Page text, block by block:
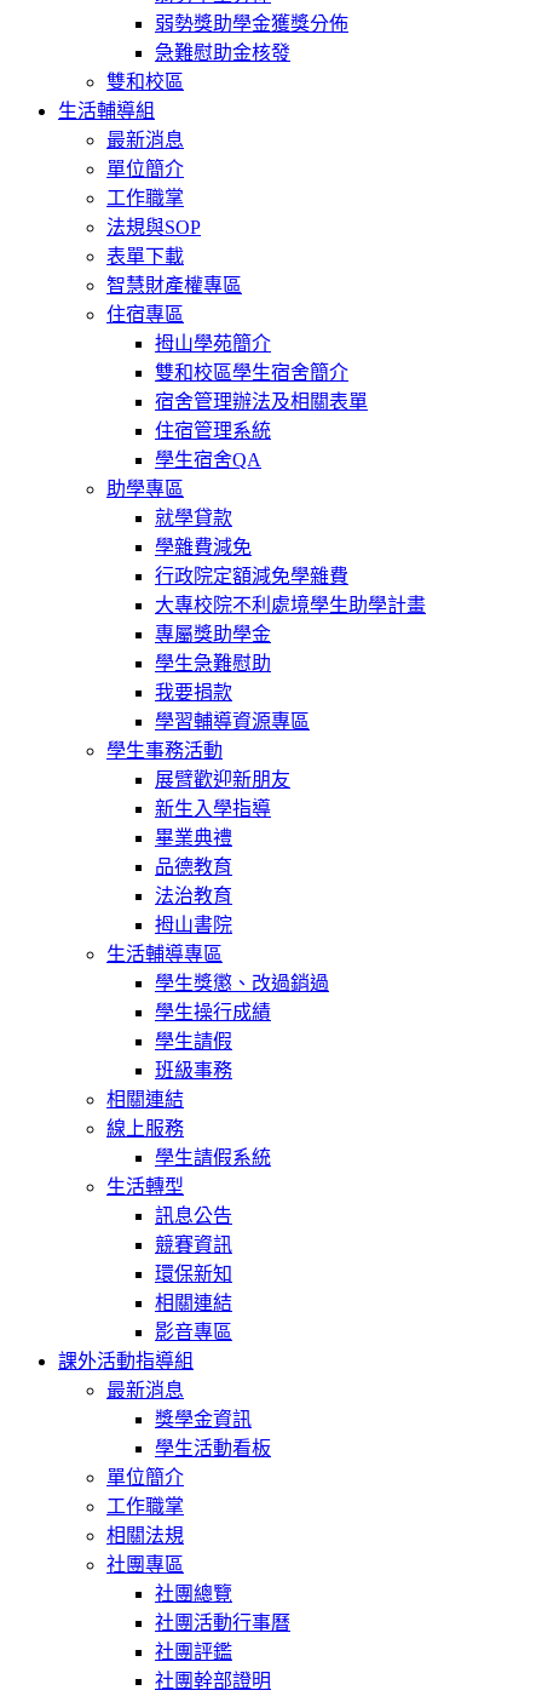
弱勢獎助學金獲獎分佈
急難慰助金核發
雙和校區
生活輔導組
最新消息
單位簡介
工作職掌
法規與SOP
表單下載
智慧財產權專區
住宿專區
拇山學苑簡介
雙和校區學生宿舍簡介
宿舍管理辦法及相關表單
住宿管理系統
學生宿舍QA
助學專區
就學貸款
學雜費減免
行政院定額減免學雜費
大專校院不利處境學生助學計畫
專屬獎助學金
學生急難慰助
我要捐款
學習輔導資源專區
學生事務活動
展臂歡迎新朋友
新生入學指導
畢業典禮
品德教育
法治教育
拇山書院
生活輔導專區
學生獎懲、改過銷過
學生操行成績
學生請假
班級事務
相關連結
線上服務
學生請假系統
生活轉型
訊息公告
競賽資訊
環保新知
相關連結
影音專區
課外活動指導組
最新消息
獎學金資訊
學生活動看板
單位簡介
工作職掌
相關法規
社團專區
社團總覽
社團活動行事曆
社團評鑑
社團幹部證明